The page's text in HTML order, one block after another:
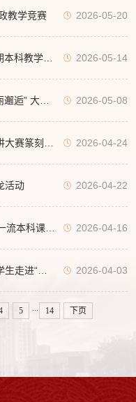
教学竞赛 2026-05-20
科教学工 2026-05-14
逅” 大赛 2026-05-08
赛篆刻赛 2026-04-24
活动 2026-04-22
本科课程 2026-04-16
走进“印 2026-04-03
5 ... 14 下页